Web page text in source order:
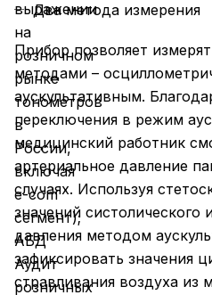
Два метода измерения
Прибор позволяет
методами –
аускультативным.
переключения в режим
медицинский работник
артериальное давление
случаях. Используя
значений систолического
давления методом
зафиксировать значения
стравливания воздуха из